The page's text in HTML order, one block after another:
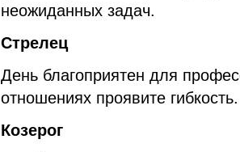
неожиданных задач.
Стрелец
День благоприятен для
отношениях проявите гибкость.
Козерог